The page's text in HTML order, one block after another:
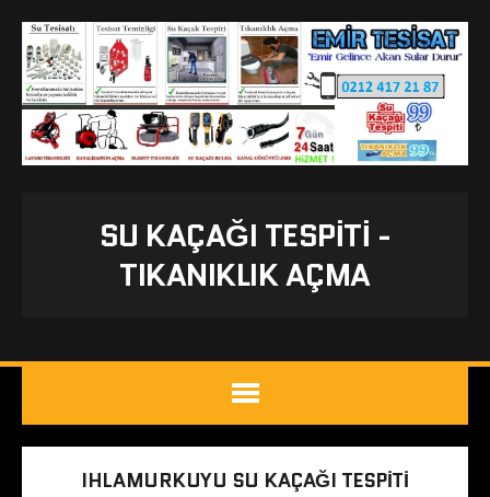
SU KAÇAĞI TESPITI -
TIKANIKLIK AÇMA
IHLAMURKUYU SU KAÇAĞI TESPITI